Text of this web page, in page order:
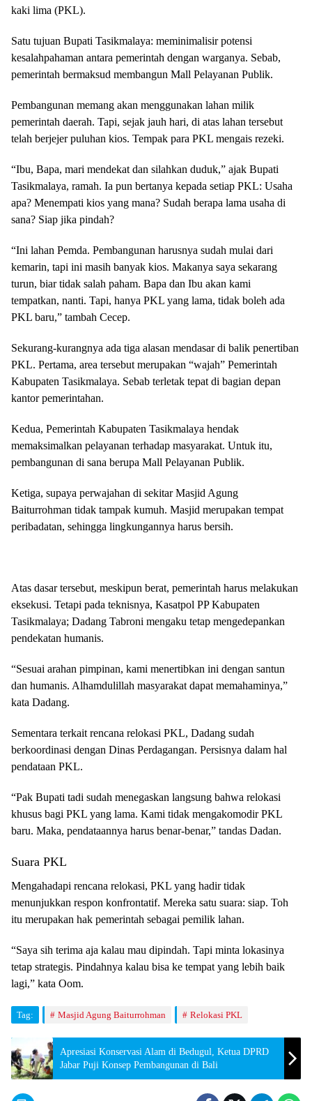
kaki lima (PKL).
Satu tujuan Bupati Tasikmalaya: meminimalisir potensi
kesalahpahaman antara pemerintah dengan warganya. Sebab,
pemerintah bermaksud membangun Mall Pelayanan Publik.
Pembangunan memang akan menggunakan lahan milik
pemerintah daerah. Tapi, sejak jauh hari, di atas lahan tersebut
telah berjejer puluhan kios. Tempak para PKL mengais rezeki.
“Ibu, Bapa, mari mendekat dan silahkan duduk,” ajak Bupati
Tasikmalaya, ramah. Ia pun bertanya kepada setiap PKL: Usaha
apa? Menempati kios yang mana? Sudah berapa lama usaha di
sana? Siap jika pindah?
“Ini lahan Pemda. Pembangunan harusnya sudah mulai dari
kemarin, tapi ini masih banyak kios. Makanya saya sekarang
turun, biar tidak salah paham. Bapa dan Ibu akan kami
tempatkan, nanti. Tapi, hanya PKL yang lama, tidak boleh ada
PKL baru,” tambah Cecep.
Sekurang-kurangnya ada tiga alasan mendasar di balik penertiban
PKL. Pertama, area tersebut merupakan “wajah” Pemerintah
Kabupaten Tasikmalaya. Sebab terletak tepat di bagian depan
kantor pemerintahan.
Kedua, Pemerintah Kabupaten Tasikmalaya hendak
memaksimalkan pelayanan terhadap masyarakat. Untuk itu,
pembangunan di sana berupa Mall Pelayanan Publik.
Ketiga, supaya perwajahan di sekitar Masjid Agung
Baiturrohman tidak tampak kumuh. Masjid merupakan tempat
peribadatan, sehingga lingkungannya harus bersih.
Atas dasar tersebut, meskipun berat, pemerintah harus melakukan
eksekusi. Tetapi pada teknisnya, Kasatpol PP Kabupaten
Tasikmalaya; Dadang Tabroni mengaku tetap mengedepankan
pendekatan humanis.
“Sesuai arahan pimpinan, kami menertibkan ini dengan santun
dan humanis. Alhamdulillah masyarakat dapat memahaminya,”
kata Dadang.
Sementara terkait rencana relokasi PKL, Dadang sudah
berkoordinasi dengan Dinas Perdagangan. Persisnya dalam hal
pendataan PKL.
“Pak Bupati tadi sudah menegaskan langsung bahwa relokasi
khusus bagi PKL yang lama. Kami tidak mengakomodir PKL
baru. Maka, pendataannya harus benar-benar,” tandas Dadan.
Suara PKL
Mengahadapi rencana relokasi, PKL yang hadir tidak
menunjukkan respon konfrontatif. Mereka satu suara: siap. Toh
itu merupakan hak pemerintah sebagai pemilik lahan.
“Saya sih terima aja kalau mau dipindah. Tapi minta lokasinya
tetap strategis. Pindahnya kalau bisa ke tempat yang lebih baik
lagi,” kata Oom.
Tag: Masjid Agung Baiturrohman Relokasi PKL
Apresiasi Konservasi Alam di Bedugul, Ketua DPRD
Jabar Puji Konsep Pembangunan di Bali